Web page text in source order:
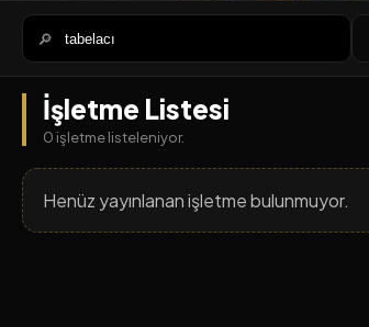
🔎
İşletme Listesi
0 işletme listeleniyor.
Henüz yayınlanan işletme bulunmuyor.